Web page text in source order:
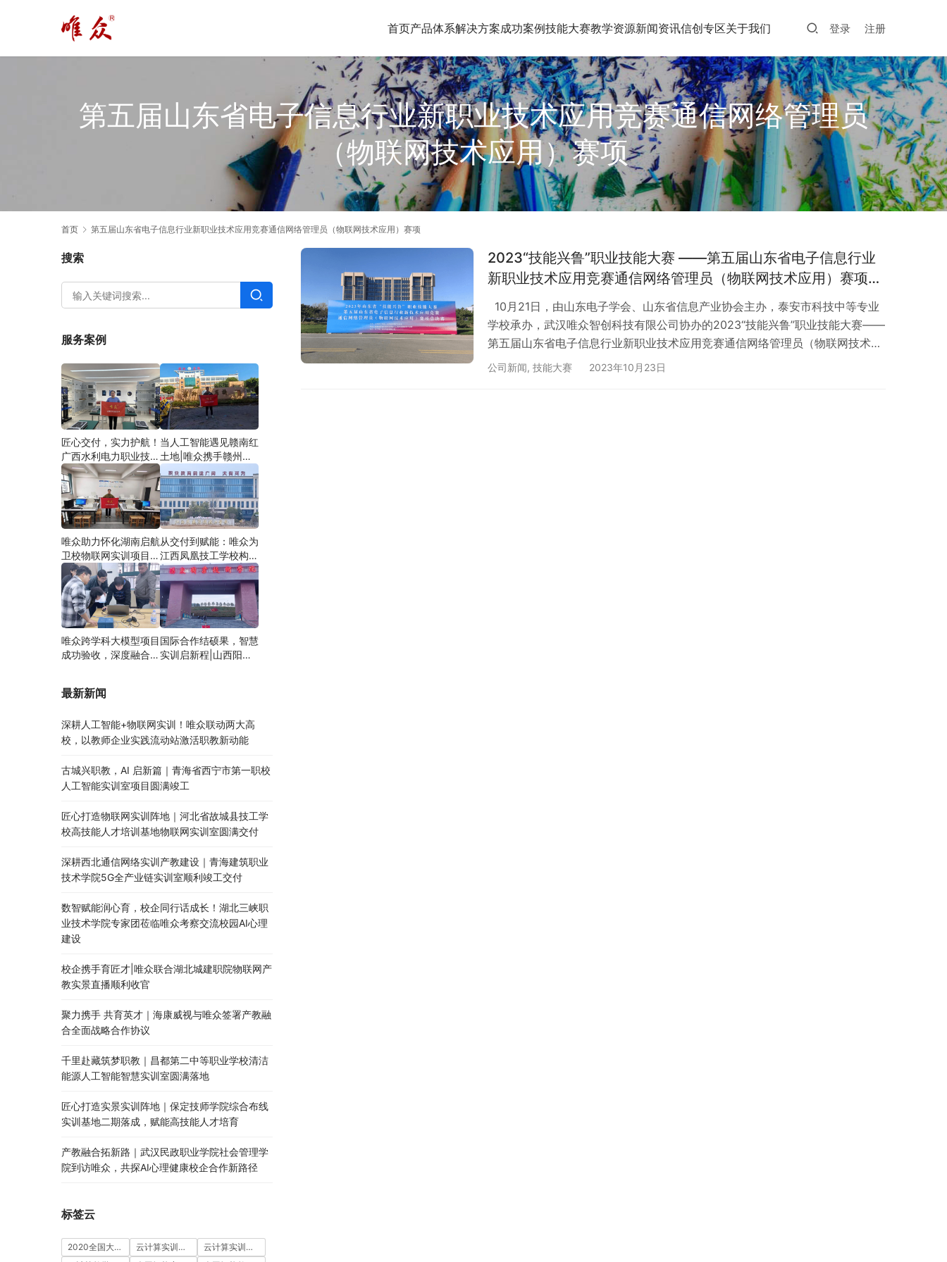
首页产品体系解决方案成功案例技能大赛教学资源新闻资讯信创专区关于我们 登录 注册
第五届山东省电子信息行业新职业技术应用竞赛通信网络管理员
（物联网技术应用）赛项
首页 第五届山东省电子信息行业新职业技术应用竞赛通信网络管理员（物联网技术应用）赛项
2023“技能兴鲁”职业技能大赛 ——第五届山东省电子信息行业
新职业技术应用竞赛通信网络管理员（物联网技术应用）赛项成
功举办
10月21日，由山东电子学会、山东省信息产业协会主办，泰安市科技中等专业
学校承办，武汉唯众智创科技有限公司协办的2023“技能兴鲁”职业技能大赛——
第五届山东省电子信息行业新职业技术应用竞赛通信网络管理员（物联网技术应
用）赛项顺利落下帷幕。 本次比赛理论与实践相结合主要通过原型图设计、需求
公司新闻, 技能大赛 2023年10月23日
搜索
服务案例
匠心交付，实力护航！
广西水利电力职业技术
学院智慧建筑综合布线
实训项目圆满落地
当人工智能遇见赣南红
土地|唯众携手赣州农
校，开辟涉农职教
“AI+农业”新路径
唯众助力怀化湖南启航
卫校物联网实训项目圆
满交付，共筑医工融合
人才培养新生态
从交付到赋能：唯众为
江西凤凰技工学校构建
“教、学、做”一体化网
络实训环境
唯众跨学科大模型项目
成功验收，深度融合边
级
国际合作结硕果，智慧
实训启新程|山西阳泉
最新新闻
深耕人工智能+物联网实训！唯众联动两大高
校，以教师企业实践流动站激活职教新动能
古城兴职教，AI 启新篇｜青海省西宁市第一职校
人工智能实训室项目圆满竣工
匠心打造物联网实训阵地｜河北省故城县技工学
校高技能人才培训基地物联网实训室圆满交付
深耕西北通信网络实训产教建设｜青海建筑职业
技术学院5G全产业链实训室顺利竣工交付
数智赋能润心育，校企同行话成长！湖北三峡职
业技术学院专家团莅临唯众考察交流校园AI心理
建设
校企携手育匠才|唯众联合湖北城建职院物联网产
教实景直播顺利收官
聚力携手 共育英才｜海康威视与唯众签署产教融
合全面战略合作协议
千里赴藏筑梦职教｜昌都第二中等职业学校清洁
能源人工智能智慧实训室圆满落地
匠心打造实景实训阵地｜保定技师学院综合布线
实训基地二期落成，赋能高技能人才培育
产教融合拓新路｜武汉民政职业学院社会管理学
院到访唯众，共探AI心理健康校企合作新路径
标签云
2020全国大学生5G技术及应用大赛 云计算实训室建设方案
云计算实训平台